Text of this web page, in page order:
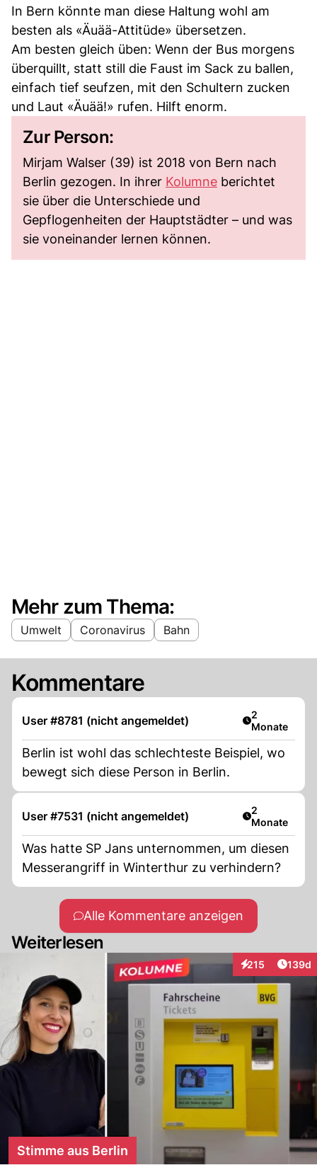
In Bern könnte man diese Haltung wohl am
besten als «Äuää-Attitüde» übersetzen.
Am besten gleich üben: Wenn der Bus morgens
überquillt, statt still die Faust im Sack zu ballen,
einfach tief seufzen, mit den Schultern zucken
und Laut «Äuää!» rufen. Hilft enorm.
Zur Person:
Mirjam Walser (39) ist 2018 von Bern nach
Berlin gezogen. In ihrer Kolumne berichtet
sie über die Unterschiede und
Gepflogenheiten der Hauptstädter – und was
sie voneinander lernen können.
Mehr zum Thema:
Umwelt Coronavirus Bahn
Kommentare
User #8781 (nicht angemeldet) Artikel
2
Monate
Berlin ist wohl das schlechteste Beispiel, wo
bewegt sich diese Person in Berlin.
User #7531 (nicht angemeldet) Artikel
2
Monate
Was hatte SP Jans unternommen, um diesen
Messerangriff in Winterthur zu verhindern?
Alle Kommentare anzeigen
Weiterlesen
215
Interaktionen139d
Stimme aus Berlin